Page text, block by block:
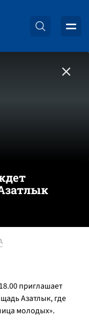
приглашает
Азатлык, где
молодых».